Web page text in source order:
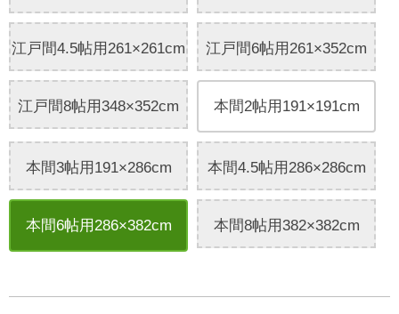
江戸間4.5帖用261×261cm 江戸間6帖用261×352cm
江戸間8帖用348×352cm 本間2帖用191×191cm
本間3帖用191×286cm 本間4.5帖用286×286cm
本間6帖用286×382cm 本間8帖用382×382cm